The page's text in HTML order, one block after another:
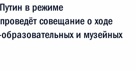
в режиме
совещание о ходе
и музейных